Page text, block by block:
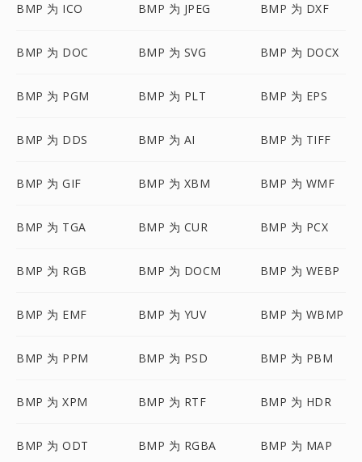
BMP 为 ICO BMP 为 JPEG BMP 为 DXF
BMP 为 DOC BMP 为 SVG BMP 为 DOCX
BMP 为 PGM BMP 为 PLT BMP 为 EPS
BMP 为 DDS BMP 为 AI BMP 为 TIFF
BMP 为 GIF BMP 为 XBM BMP 为 WMF
BMP 为 TGA BMP 为 CUR BMP 为 PCX
BMP 为 RGB BMP 为 DOCM BMP 为 WEBP
BMP 为 EMF BMP 为 YUV BMP 为 WBMP
BMP 为 PPM BMP 为 PSD BMP 为 PBM
BMP 为 XPM BMP 为 RTF BMP 为 HDR
BMP 为 ODT BMP 为 RGBA BMP 为 MAP